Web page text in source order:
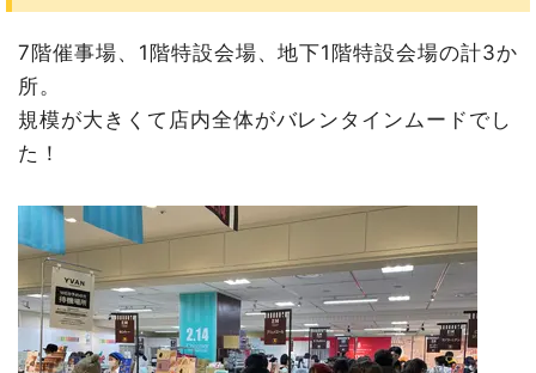
7階催事場、1階特設会場、地下1階特設会場の計3か
所。
規模が大きくて店内全体がバレンタインムードでし
た！